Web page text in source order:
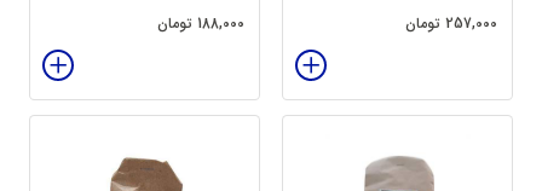
257,000 تومان 188,000 تومان